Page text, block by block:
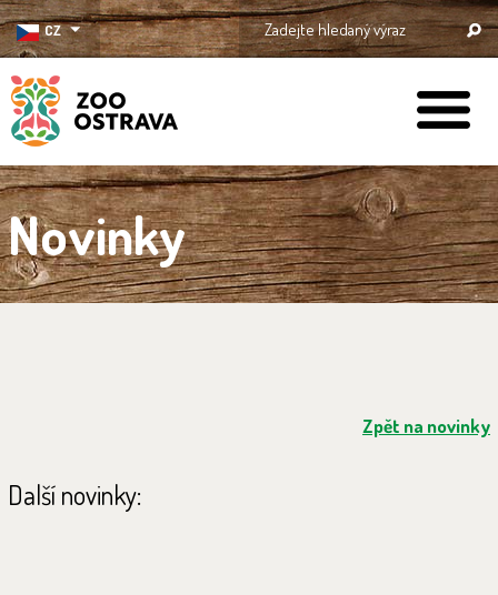
CZ
ZOO Ostrava
Novinky
Zpět na novinky
Další novinky: